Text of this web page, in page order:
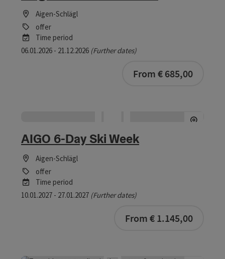
Aigen-Schlägl
offer
Time period
06.01.2026 - 21.12.2026 (Further dates)
From € 685,00
AIGO 6-Day Ski Week
Aigen-Schlägl
offer
Time period
10.01.2027 - 27.01.2027 (Further dates)
From € 1.145,00